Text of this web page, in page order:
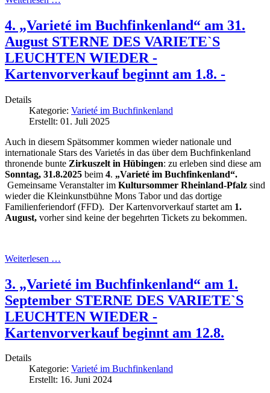
4. „Varieté im Buchfinkenland“ am 31.
August STERNE DES VARIETE`S
LEUCHTEN WIEDER -
Kartenvorverkauf beginnt am 1.8. -
Details
Kategorie: Varieté im Buchfinkenland
Erstellt: 01. Juli 2025
Auch in diesem Spätsommer kommen wieder nationale und
internationale Stars des Varietés in das über dem Buchfinkenland
thronende bunte Zirkuszelt in Hübingen: zu erleben sind diese am
Sonntag, 31.8.2025 beim 4. „Varieté im Buchfinkenland“.
Gemeinsame Veranstalter im Kultursommer Rheinland-Pfalz sind
wieder die Kleinkunstbühne Mons Tabor und das dortige
Familienferiendorf (FFD). Der Kartenvorverkauf startet am 1.
August, vorher sind keine der begehrten Tickets zu bekommen.
Weiterlesen …
3. „Varieté im Buchfinkenland“ am 1.
September STERNE DES VARIETE`S
LEUCHTEN WIEDER -
Kartenvorverkauf beginnt am 12.8.
Details
Kategorie: Varieté im Buchfinkenland
Erstellt: 16. Juni 2024